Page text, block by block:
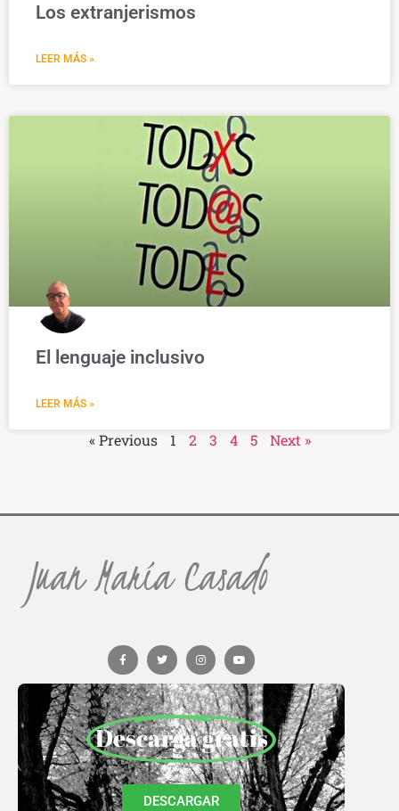
Los extranjerismos
LEER MÁS »
El lenguaje inclusivo
LEER MÁS »
« Previous 1 2 3 4 5 Next »
Juan María Casado
Descarga gratis
DESCARGAR